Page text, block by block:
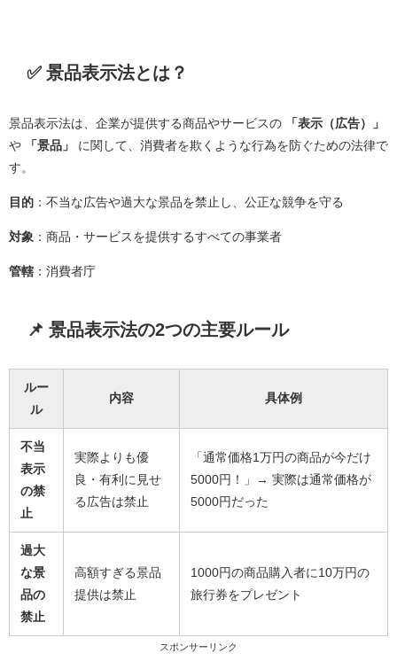
✅ 景品表示法とは？
景品表示法は、企業が提供する商品やサービスの
「表示（広告）」
や
「景品」
に関して、消費者を欺くような行為を防ぐための法律で
す。
目的 ：不当な広告や過大な景品を禁止し、公正な競争を守る
対象 ：商品・サービスを提供するすべての事業者
管轄 ：消費者庁
📌 景品表示法の2つの主要ルール
ルー
ル
内容 具体例
不当
表示
の禁
止
実際よりも優
良・有利に見せ
る広告は禁止
「通常価格1万円の商品が今だけ
5000円！」→ 実際は通常価格が
5000円だった
過大
な景
品の
禁止
高額すぎる景品
提供は禁止
1000円の商品購入者に10万円の
旅行券をプレゼント
スポンサーリンク